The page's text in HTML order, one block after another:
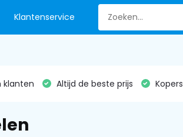
Klantenservice
klanten Altijd de beste prijs